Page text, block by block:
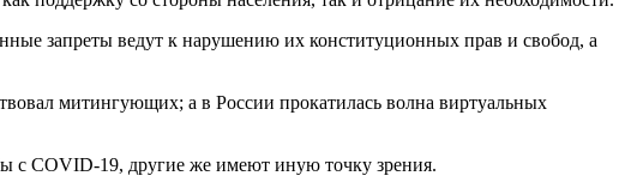
запреты ведут к нарушению их конституционных прав и свобод, а
митингующих; а в России прокатилась волна виртуальных
с COVID-19, другие же имеют иную точку зрения.